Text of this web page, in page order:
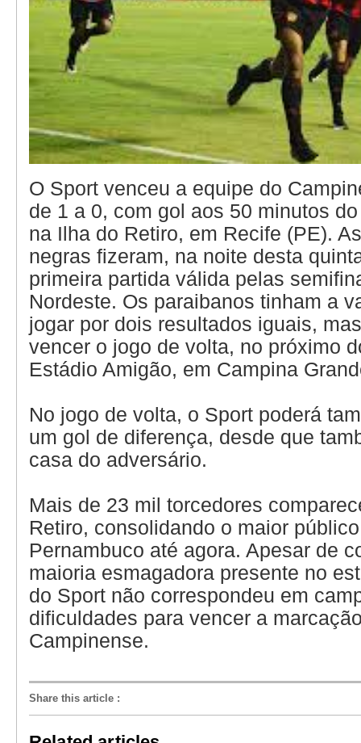
O Sport venceu a equipe do
de 1 a 0, com gol aos 50 minutos
na Ilha do Retiro, em Recife (PE).
negras fizeram, na noite desta
primeira partida válida pelas
Nordeste. Os paraibanos tinham a
jogar por dois resultados iguais,
vencer o jogo de volta, no próximo
Estádio Amigão, em Campina
No jogo de volta, o Sport poderá
um gol de diferença, desde que
casa do adversário.
Mais de 23 mil torcedores
Retiro, consolidando o maior
Pernambuco até agora. Apesar de
maioria esmagadora presente no
do Sport não correspondeu em
dificuldades para vencer a
Campinense.
Share this article :